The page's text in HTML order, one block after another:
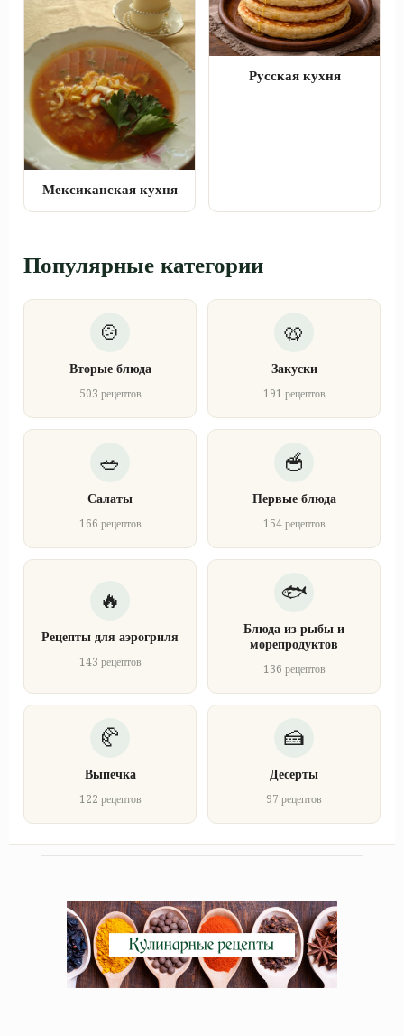
Мексиканская кухня
Русская кухня
Популярные категории
Вторые блюда
503 рецептов
Закуски
191 рецептов
Салаты
166 рецептов
Первые блюда
154 рецептов
Рецепты для аэрогриля
143 рецептов
Блюда из рыбы и
морепродуктов
136 рецептов
Выпечка
122 рецептов
Десерты
97 рецептов